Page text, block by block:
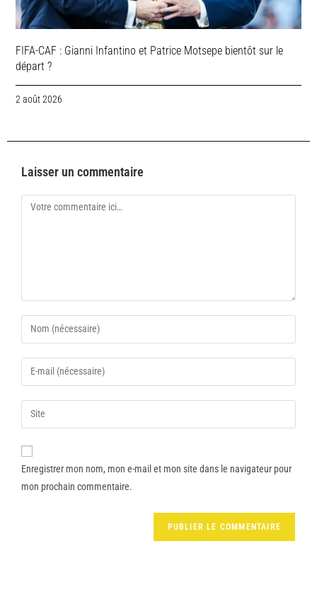
FIFA-CAF : Gianni Infantino et Patrice Motsepe bientôt sur le
départ ?
2 août 2026
Laisser un commentaire
Enregistrer mon nom, mon e-mail et mon site dans le navigateur pour
mon prochain commentaire.